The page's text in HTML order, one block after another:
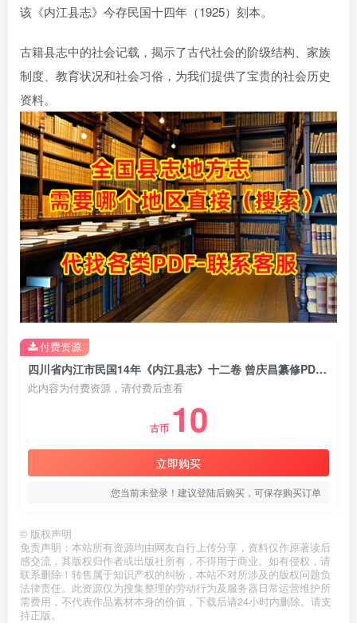
该《内江县志》今存民国十四年（1925）刻本。
古籍县志中的社会记载，揭示了古代社会的阶级结构、家族
制度、教育状况和社会习俗，为我们提供了宝贵的社会历史
资料。
四川省内江市民国14年《内江县志》十二卷 曾庆昌纂修PDF电子版地方志下载
此内容为付费资源，请付费后查看
古币 10
立即购买
您当前未登录！建议登陆后购买，可保存购买订单
付费资源
© 版权声明
免责声明：本站所有资源均由网友自行上传分享，资料仅作原著读后
感交流，其版权归作者或出版社所有，不得用于商业。如有侵权，请
联系删除！转售属于知识产权的纠纷，本站不对所涉及的版权问题负
法律责任。此资源仅为搜集整理的劳动行为及服务器日常运营维护所
需费用，不代表作品素材本身的价值，下载后请24小时内删除。请支
持正版。